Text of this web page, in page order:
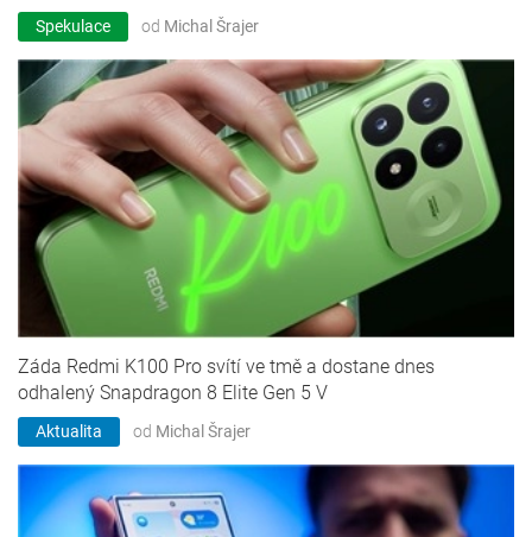
Spekulace od Michal Šrajer
Záda Redmi K100 Pro svítí ve tmě a dostane dnes
odhalený Snapdragon 8 Elite Gen 5 V
Aktualita od Michal Šrajer